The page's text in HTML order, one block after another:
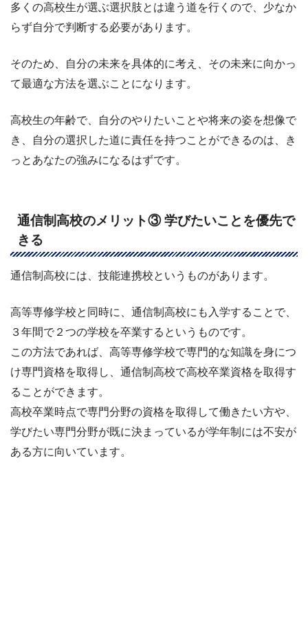
多くの高校生が選ぶ選択肢とは違う道を行くので、少なか
らず自分で判断する必要があります。
そのため、自分の未来を具体的に考え、その未来に向かっ
て最適な方法を選ぶことになります。
高校生の年齢で、自分のやりたいことや将来の姿を想像で
き、自分の選択した道に責任を持つことができるのは、き
っとあなたの強みになるはずです。
通信制高校のメリット③ 学びたいことを優先で
きる
通信制高校には、技能連携校というものがあります。
高等専修学校と同時に、通信制高校にも入学することで、
３年間で２つの学校を卒業するというものです。
この方法であれば、高等専修学校で専門的な知識を身につ
け専門資格を取得し、通信制高校で高校卒業資格を取得す
ることができます。
高校卒業時点で専門分野の資格を取得して働きたい方や、
学びたい専門分野が既に決まっているが学年制には不安が
ある方に向いています。